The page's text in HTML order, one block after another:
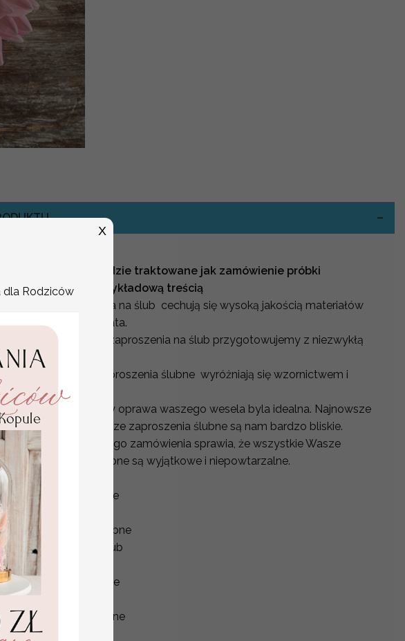
na 1 sztukę będzie traktowane jak zamówienie próbki
ślubnego z przykładową treścią
nietypowe zaproszenia na ślub cechują się wysoką jakością materiałów
z całego świata.
Nasze oryginalne zaproszenia na ślub przygotowujemy z niezwykłą
-
nasze modne zaproszenia ślubne wyróżniają się wzornictwem i
wykonania.
każdy szczegół aby oprawa waszego wesela byla idealna. Najnowsze
kategorii najpiękniejsze zaproszenia ślubne są nam bardzo bliskie.
realizacja każdego zamówienia sprawia, że wszystkie Wasze
zaproszenia ślubne są wyjątkowe i niepowtarzalne.
zaproszenia ślubne
zaproszenia na ślub
zaproszenia ślubne
zaproszenia na ślub
ślubne glamour
zaproszenia slubne
Ślubne
zaproszenia ślubne
zaproszenia ślubne
dla Rodziców
X